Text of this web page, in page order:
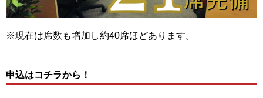
※現在は席数も増加し約40席ほどあります。
申込はコチラから！